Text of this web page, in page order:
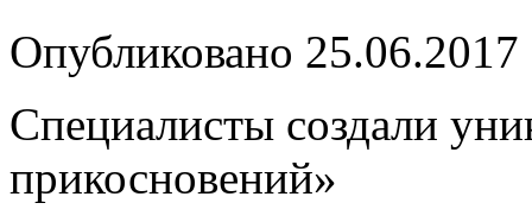
Опубликовано 25.06.2017
Специалисты создали
прикосновений»